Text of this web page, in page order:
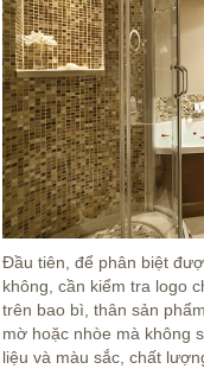
Đầu tiên, để phân biệt
không, cần kiểm tra logo
trên bao bì, thân sản
mờ hoặc nhòe mà không
liệu và màu sắc, chất